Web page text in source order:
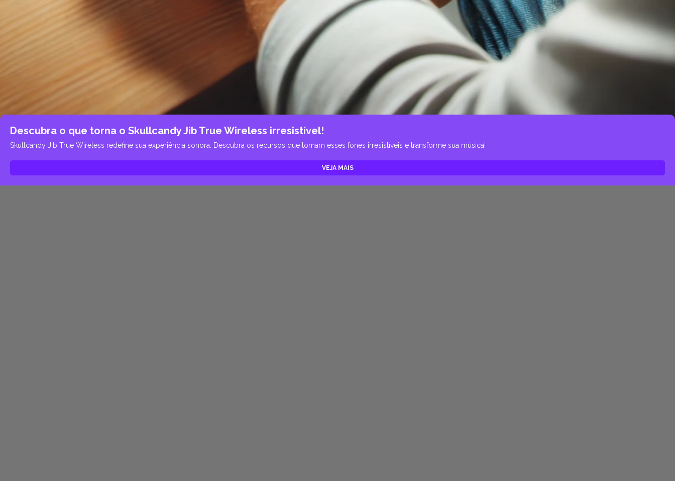
Descubra o que torna o Skullcandy Jib True Wireless irresistível!
Skullcandy Jib True Wireless redefine sua experiência sonora. Descubra os recursos que tornam esses fones irresistíveis e transforme sua música!
VEJA MAIS